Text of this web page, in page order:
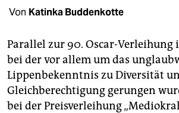
veranstaltungen
fragen & hilfe
unterstützen
abo
Von Katinka Buddenkotte
Parallel zur 90. Oscar-Verleihung
bei der vor allem um das
Lippenbekenntnis zu Diversität
Gleichberechtigung gerungen
bei der Preisverleihung